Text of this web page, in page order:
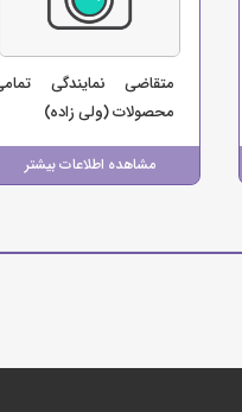
مشاهده اطلاعات بیشتر
متقاضی نمایندگی
محصولات (ولی زاده)